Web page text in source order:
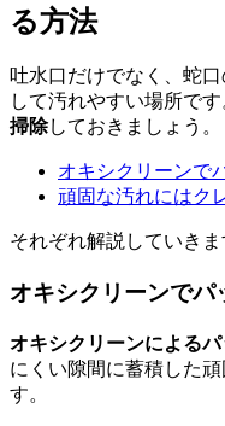
る方法
吐水口だけでなく、蛇
して汚れやすい場所で
掃除しておきましょう。
オキシクリーンで
頑固な汚れにはク
それぞれ解説していきま
オキシクリーンでパ
オキシクリーンによる
にくい隙間に蓄積した
す。